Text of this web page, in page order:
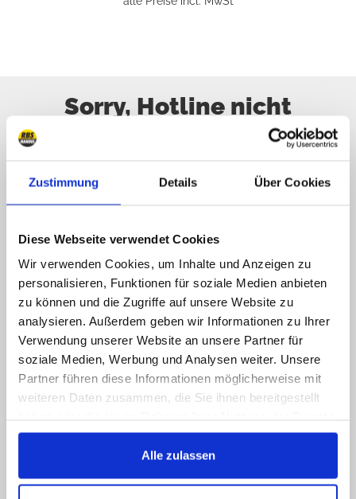
Zustimmung Details Über Cookies
Diese Webseite verwendet Cookies
Wir verwenden Cookies, um Inhalte und Anzeigen zu
personalisieren, Funktionen für soziale Medien anbieten
zu können und die Zugriffe auf unsere Website zu
analysieren. Außerdem geben wir Informationen zu Ihrer
Verwendung unserer Website an unsere Partner für
soziale Medien, Werbung und Analysen weiter. Unsere
Partner führen diese Informationen möglicherweise mit
weiteren Daten zusammen, die Sie ihnen bereitgestellt
gesammelt haben.
Alle zulassen
Sorry, Hotline nicht
erreichbar, schreiben Sie
schnellstmöglich eine Antwort
089 - 41 61 08 780
(9:30-14:00 16:00-19:00)
info@rbs-handel.de
Facebook